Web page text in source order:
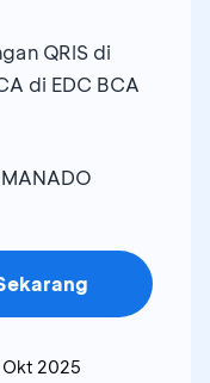
QRIS di
di EDC BCA
MANADO
Okt 2025